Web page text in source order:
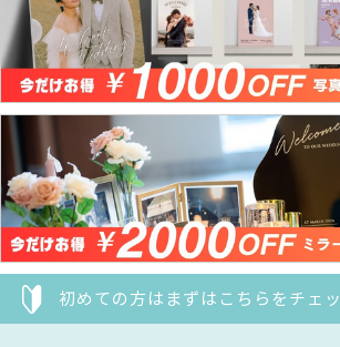
初めての方はまずはこちらをチェッ